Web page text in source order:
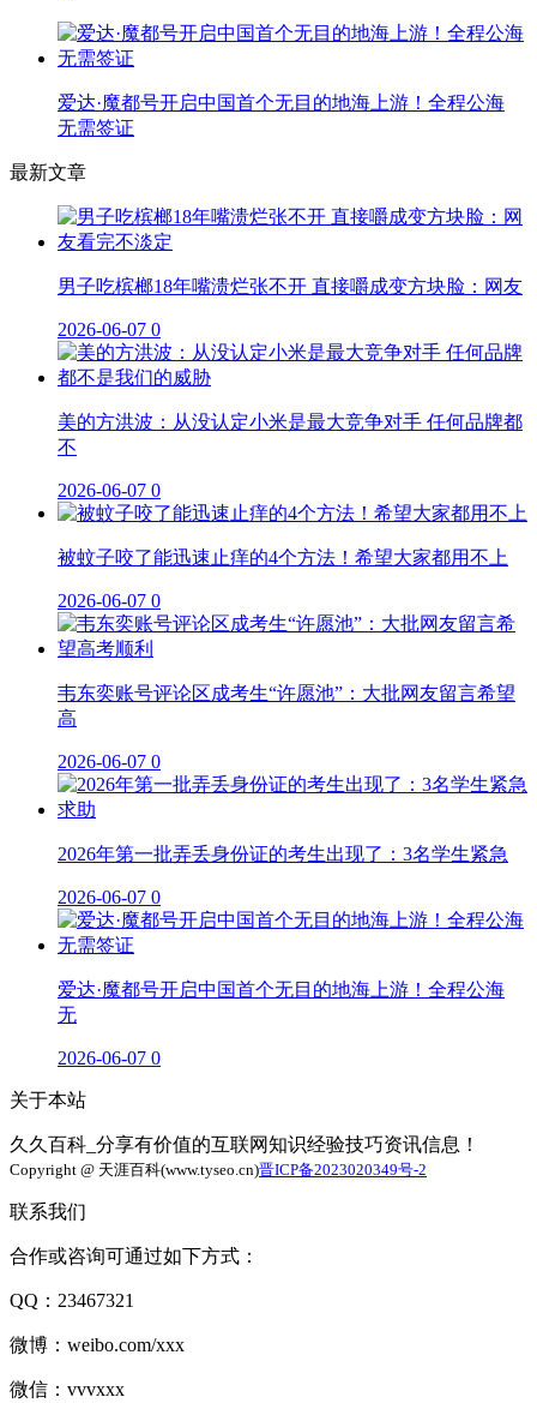
爱达·魔都号开启中国首个无目的地海上游！全程公海
无需签证
最新文章
男子吃槟榔18年嘴溃烂张不开 直接嚼成变方块脸：网友
2026-06-07 0
美的方洪波：从没认定小米是最大竞争对手 任何品牌都
不
2026-06-07 0
被蚊子咬了能迅速止痒的4个方法！希望大家都用不上
2026-06-07 0
韦东奕账号评论区成考生“许愿池”：大批网友留言希望
高
2026-06-07 0
2026年第一批弄丢身份证的考生出现了：3名学生紧急
2026-06-07 0
爱达·魔都号开启中国首个无目的地海上游！全程公海
无
2026-06-07 0
关于本站
久久百科_分享有价值的互联网知识经验技巧资讯信息！
Copyright @ 天涯百科(www.tyseo.cn)晋ICP备2023020349号-2
联系我们
合作或咨询可通过如下方式：
QQ：23467321
微博：weibo.com/xxx
微信：vvvxxx